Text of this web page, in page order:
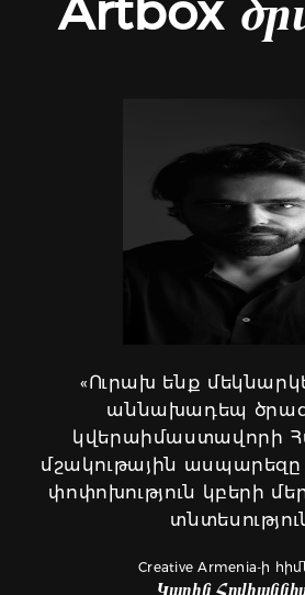
«Ուրախ ենք
աննախադեպ
կվերաիմաստավորի
մշակութային ասպարեզը
փոփոխություն կբերի
Creative Armenia-ի
Կարին